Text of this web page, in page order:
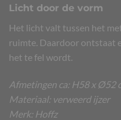
Licht door de vorm
Het licht valt tussen het
ruimte. Daardoor ontstaat
het te fel wordt.
Afmetingen ca: H58 x Ø52
Materiaal: verweerd ijzer
Merk: Hoffz